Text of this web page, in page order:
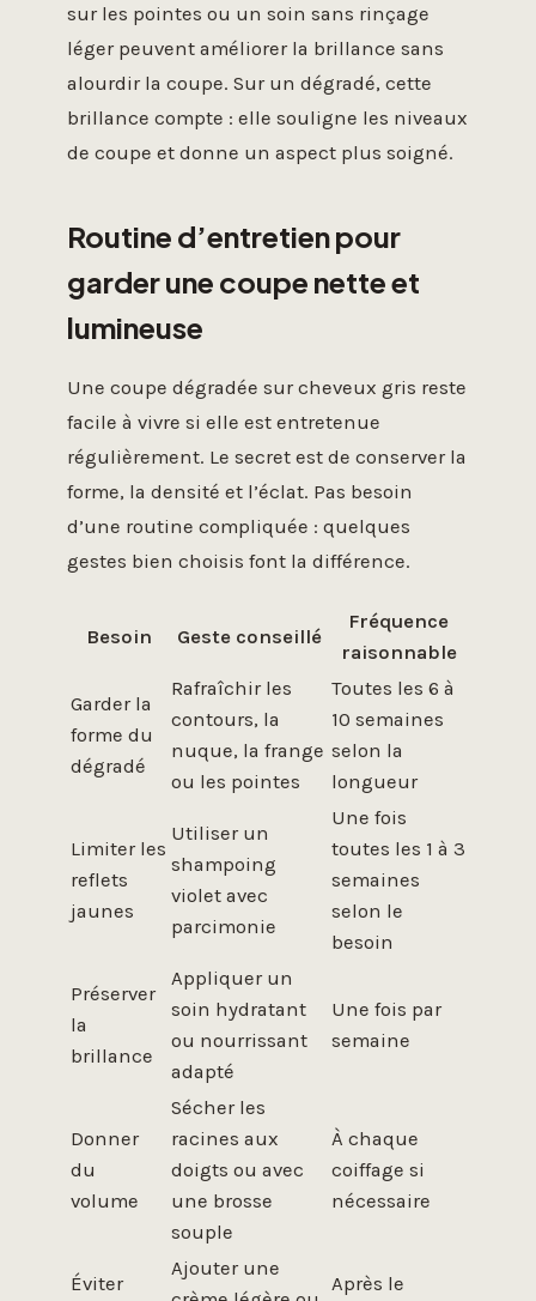
sur les pointes ou un soin sans rinçage
léger peuvent améliorer la brillance sans
alourdir la coupe. Sur un dégradé, cette
brillance compte : elle souligne les niveaux
de coupe et donne un aspect plus soigné.
Routine d’entretien pour
garder une coupe nette et
lumineuse
Une coupe dégradée sur cheveux gris reste
facile à vivre si elle est entretenue
régulièrement. Le secret est de conserver la
forme, la densité et l’éclat. Pas besoin
d’une routine compliquée : quelques
gestes bien choisis font la différence.
Besoin Geste conseillé
Fréquence
raisonnable
Garder la
forme du
dégradé
Rafraîchir les
contours, la
nuque, la frange
ou les pointes
Toutes les 6 à
10 semaines
selon la
longueur
Limiter les
reflets
jaunes
Utiliser un
shampoing
violet avec
parcimonie
Une fois
toutes les 1 à 3
semaines
selon le
besoin
Préserver
la
brillance
Appliquer un
soin hydratant
ou nourrissant
adapté
Une fois par
semaine
Donner
du
volume
Sécher les
racines aux
doigts ou avec
une brosse
souple
À chaque
coiffage si
nécessaire
Éviter
Ajouter une
Après le